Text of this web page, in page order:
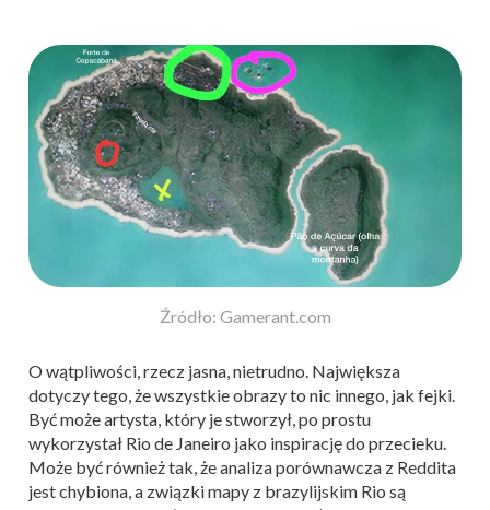
Źródło: Gamerant.com
O wątpliwości, rzecz jasna, nietrudno. Największa
dotyczy tego, że wszystkie obrazy to nic innego, jak fejki.
Być może artysta, który je stworzył, po prostu
wykorzystał Rio de Janeiro jako inspirację do przecieku.
Może być również tak, że analiza porównawcza z Reddita
jest chybiona, a związki mapy z brazylijskim Rio są